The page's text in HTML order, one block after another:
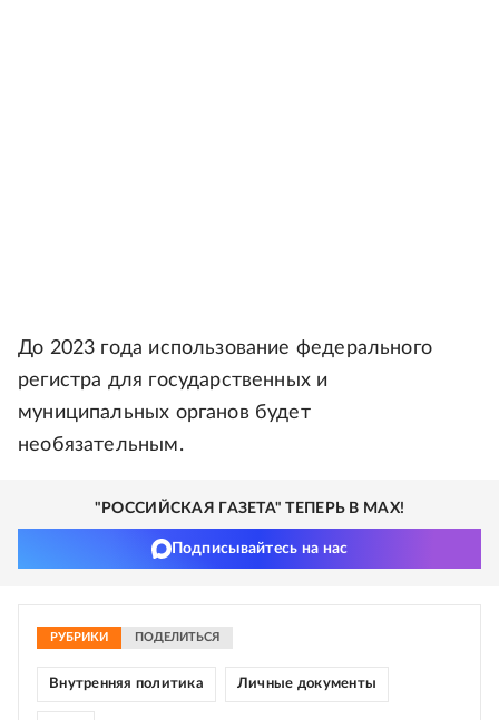
До 2023 года использование федерального
регистра для государственных и
муниципальных органов будет
необязательным.
"РОССИЙСКАЯ ГАЗЕТА" ТЕПЕРЬ В MAX!
Подписывайтесь на нас
РУБРИКИ ПОДЕЛИТЬСЯ
Внутренняя политика Личные документы